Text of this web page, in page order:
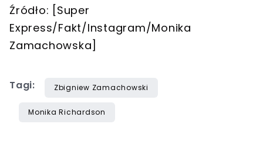
Źródło: [Super
Express/Fakt/Instagram/Monika
Zamachowska]
Tagi: Zbigniew Zamachowski
Monika Richardson